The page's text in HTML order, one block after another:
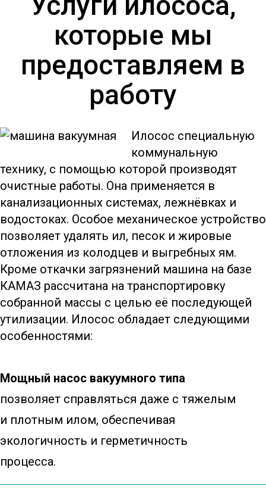
которые мы
предоставляем в
работу
Илосос специальную
коммунальную
технику, с помощью которой производят
очистные работы. Она применяется в
канализационных системах, лежнёвках и
водостоках. Особое механическое устройство
позволяет удалять ил, песок и жировые
отложения из колодцев и выгребных ям.
Кроме откачки загрязнений машина на базе
КАМАЗ рассчитана на транспортировку
собранной массы с целью её последующей
утилизации. Илосос обладает следующими
особенностями:
Мощный насос вакуумного типа
позволяет справляться даже с тяжелым
и плотным илом, обеспечивая
экологичность и герметичность
процесса.